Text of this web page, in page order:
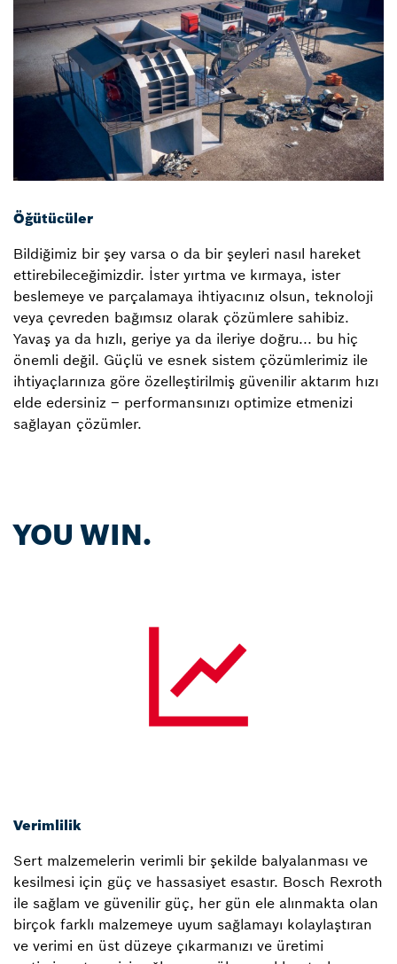
Öğütücüler
Bildiğimiz bir şey varsa o da bir şeyleri nasıl hareket
ettirebileceğimizdir. İster yırtma ve kırmaya, ister
beslemeye ve parçalamaya ihtiyacınız olsun, teknoloji
veya çevreden bağımsız olarak çözümlere sahibiz.
Yavaş ya da hızlı, geriye ya da ileriye doğru... bu hiç
önemli değil. Güçlü ve esnek sistem çözümlerimiz ile
ihtiyaçlarınıza göre özelleştirilmiş güvenilir aktarım hızı
elde edersiniz – performansınızı optimize etmenizi
sağlayan çözümler.
YOU WIN.
Verimlilik
Sert malzemelerin verimli bir şekilde balyalanması ve
kesilmesi için güç ve hassasiyet esastır. Bosch Rexroth
ile sağlam ve güvenilir güç, her gün ele alınmakta olan
birçok farklı malzemeye uyum sağlamayı kolaylaştıran
ve verimi en üst düzeye çıkarmanızı ve üretimi